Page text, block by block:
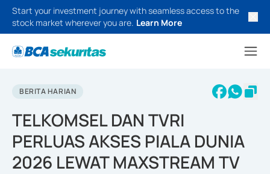
Start your investment journey with seamless access to the
stock market wherever you are. Learn More
BERITA HARIAN
TELKOMSEL DAN TVRI
PERLUAS AKSES PIALA DUNIA
2026 LEWAT MAXSTREAM TV